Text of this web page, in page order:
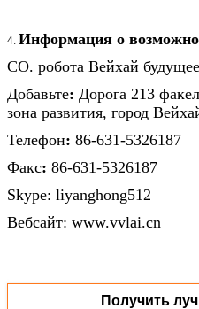
4. Информация о
CO. робота Вейхай
Добавьте: Дорога 213
зона развития, город
Телефон: 86-631-5326187
Факс: 86-631-5326187
Skype: liyanghong512
Вебсайт: www.vvlai.cn
Получить